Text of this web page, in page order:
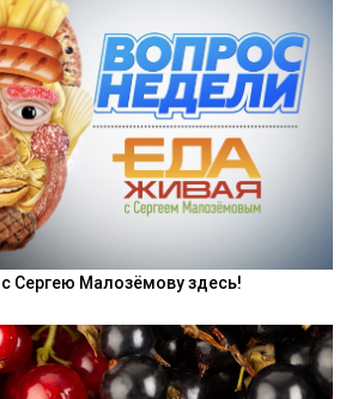
Сергею Малозёмову здесь!